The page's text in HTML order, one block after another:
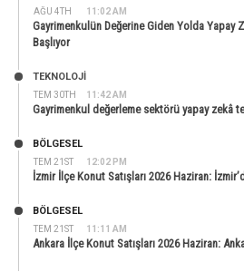
AĞU 4TH 11:02 AM
Gayrimenkulün Değerine Giden Yolda Yapay
Başlıyor
TEM 30TH 11:42 AM
TEKNOLOJİ
Gayrimenkul değerleme sektörü yapay zekâ
TEM 21ST 12:02 PM
BÖLGESEL
İzmir İlçe Konut Satışları 2026 Haziran:
TEM 21ST 11:11 AM
BÖLGESEL
Ankara İlçe Konut Satışları 2026 Haziran: